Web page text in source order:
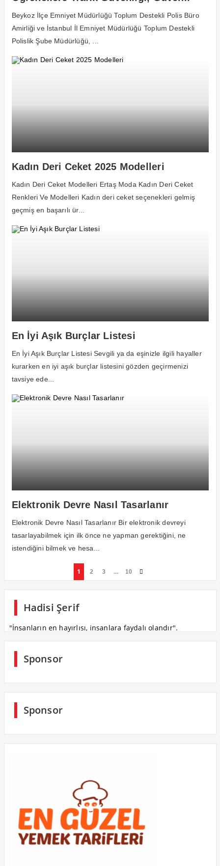
Oyun Alanları ve 112 Kullanımı Hakkında
Bilgilendirmelerde Bulundular
Beykoz İlçe Emniyet Müdürlüğü Toplum Destekli Polis Büro
Amirliği ve İstanbul İl Emniyet Müdürlüğü Toplum Destekli
Polislik Şube Müdürlüğü, ...
Kadın Deri Ceket 2025 Modelleri
Kadın Deri Ceket Modelleri Ertaş Moda Kadın Deri Ceket
Renkleri Ve Modelleri Kadın deri ceket seçenekleri gelmiş
geçmiş en başarılı ür...
En İyi Aşık Burçlar Listesi
En İyi Aşık Burçlar Listesi Sevgili ya da eşinizle ilgili hayaller
kurarken en iyi aşık burçlar listesini gözden geçirmenizi
tavsiye ede...
Elektronik Devre Nasıl Tasarlanır
Elektronik Devre Nasıl Tasarlanır Bir elektronik devreyi
tasarlayabilmek için ilk önce ne yapman gerektiğini, ne
istendiğini bilmek ve hesa...
1 2 3 … 10
Hadisi Şerif
"İnsanların en hayırlısı, insanlara faydalı olandır".
Sponsor
Sponsor